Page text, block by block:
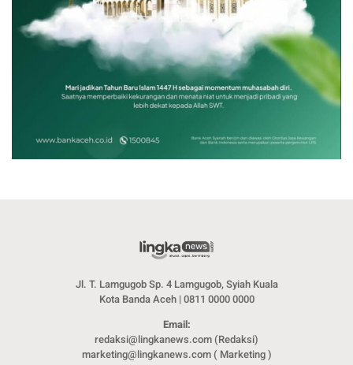
Jl. T. Lamgugob Sp. 4 Lamgugob, Syiah Kuala
Kota Banda Aceh | 0811 0000 0000
Email:
redaksi@lingkanews.com (Redaksi)
marketing@lingkanews.com ( Marketing )